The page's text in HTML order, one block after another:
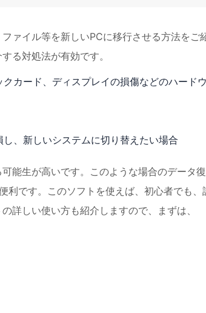
ァイル等を新しいPCに移行させる方法をご
る対処法が有効です。
カード、ディスプレイの損傷などのハードウ
、新しいシステムに切り替えたい場合
能生が高いです。このような場合のデータ
利です。このソフトを使えば、初心者でも、
詳しい使い方も紹介しますので、まずは、